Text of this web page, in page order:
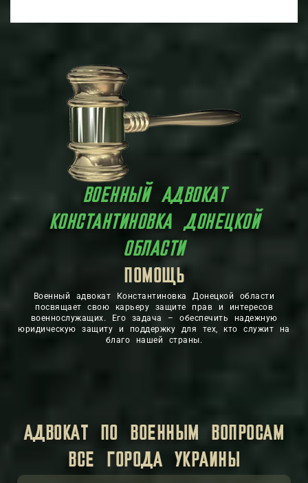
ВОЕННЫЙ АДВОКАТ
КОНСТАНТИНОВКА ДОНЕЦКОЙ
ОБЛАСТИ
ЗАЩИТА
ПОМОЩЬ
Военный адвокат Константиновка Донецкой области
посвящает свою карьеру защите прав и интересов
военнослужащих. Его задача – обеспечить надежную
юридическую защиту и поддержку для тех, кто служит на
благо нашей страны.
АДВОКАТ ПО ВОЕННЫМ ВОПРОСАМ
ВСЕ ГОРОДА УКРАИНЫ